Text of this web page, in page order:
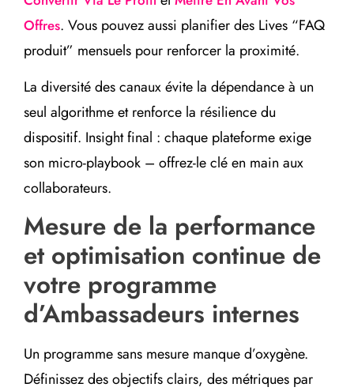
Offres. Vous pouvez aussi planifier des Lives “FAQ
produit” mensuels pour renforcer la proximité.
La diversité des canaux évite la dépendance à un
seul algorithme et renforce la résilience du
dispositif. Insight final : chaque plateforme exige
son micro-playbook – offrez-le clé en main aux
collaborateurs.
Mesure de la performance
et optimisation continue de
votre programme
d’Ambassadeurs internes
Un programme sans mesure manque d’oxygène.
Définissez des objectifs clairs, des métriques par